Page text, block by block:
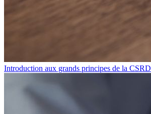
Introduction aux grands principes de la CSRD